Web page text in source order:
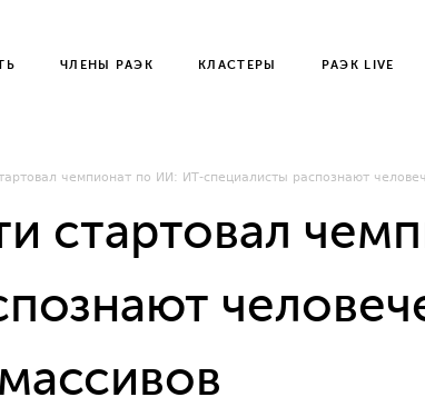
ЧЛЕНЫ РАЭК КЛАСТЕРЫ РАЭК LIVE
чемпионат по ИИ: ИТ-специалисты распознают
стартовал